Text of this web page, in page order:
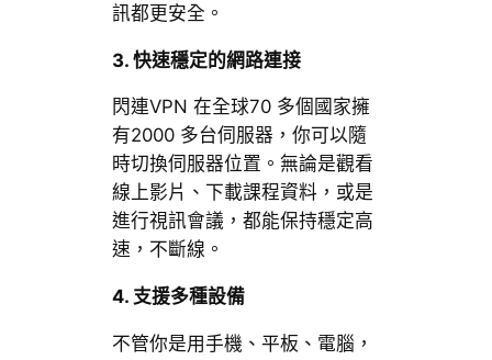
訊都更安全。
3. 快速穩定的網路連接
閃連VPN 在全球70 多個國家擁
有2000 多台伺服器，你可以隨
時切換伺服器位置。無論是觀看
線上影片、下載課程資料，或是
進行視訊會議，都能保持穩定高
速，不斷線。
4. 支援多種設備
不管你是用手機、平板、電腦，